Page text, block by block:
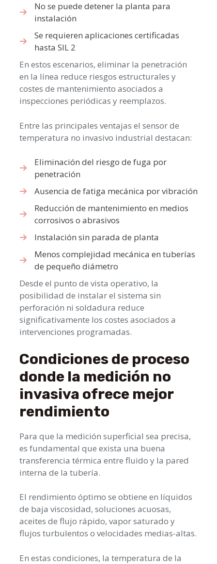
No se puede detener la planta para
instalación
Se requieren aplicaciones certificadas
hasta SIL 2
En estos escenarios, eliminar la penetración
en la línea reduce riesgos estructurales y
costes de mantenimiento asociados a
inspecciones periódicas y reemplazos.
Entre las principales ventajas el sensor de
temperatura no invasivo industrial destacan:
Eliminación del riesgo de fuga por
penetración
Ausencia de fatiga mecánica por vibración
Reducción de mantenimiento en medios
corrosivos o abrasivos
Instalación sin parada de planta
Menos complejidad mecánica en tuberías
de pequeño diámetro
Desde el punto de vista operativo, la
posibilidad de instalar el sistema sin
perforación ni soldadura reduce
significativamente los costes asociados a
intervenciones programadas.
Condiciones de proceso
donde la medición no
invasiva ofrece mejor
rendimiento
Para que la medición superficial sea precisa,
es fundamental que exista una buena
transferencia térmica entre fluido y la pared
interna de la tubería.
El rendimiento óptimo se obtiene en líquidos
de baja viscosidad, soluciones acuosas,
aceites de flujo rápido, vapor saturado y
flujos turbulentos o velocidades medias-altas.
En estas condiciones, la temperatura de la